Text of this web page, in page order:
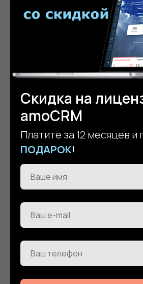
Скидка на
amoCRM
Платите за 12 месяцев и
ПОДАРОК!
Ваше имя
Ваш e-mail
Ваш телефон
Быстрое
интеграций: почта,